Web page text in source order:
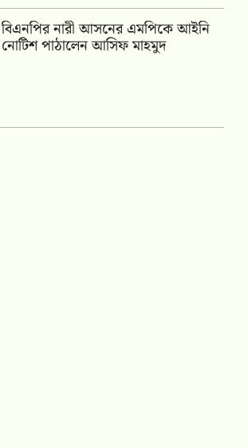
বিএনপির নারী আসনের এমপিকে আইনি
নোটিশ পাঠালেন আসিফ মাহমুদ